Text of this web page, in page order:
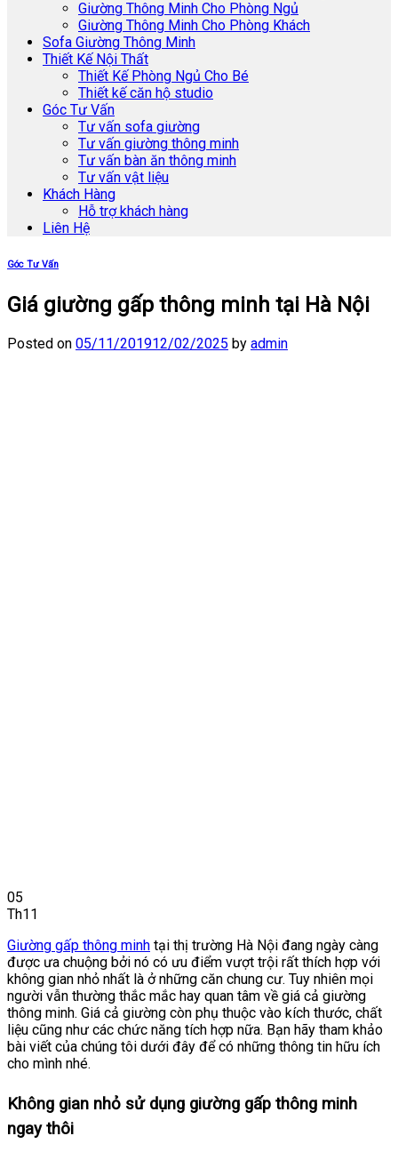
Giường Thông Minh Cho Phòng Ngủ
Giường Thông Minh Cho Phòng Khách
Sofa Giường Thông Minh
Thiết Kế Nội Thất
Thiết Kế Phòng Ngủ Cho Bé
Thiết kế căn hộ studio
Góc Tư Vấn
Tư vấn sofa giường
Tư vấn giường thông minh
Tư vấn bàn ăn thông minh
Tư vấn vật liệu
Khách Hàng
Hỗ trợ khách hàng
Liên Hệ
Góc Tư Vấn
Giá giường gấp thông minh tại Hà Nội
Posted on 05/11/201912/02/2025 by admin
05
Th11
Giường gấp thông minh tại thị trường Hà Nội đang ngày càng
được ưa chuộng bởi nó có ưu điểm vượt trội rất thích hợp với
không gian nhỏ nhất là ở những căn chung cư. Tuy nhiên mọi
người vẫn thường thắc mắc hay quan tâm về giá cả giường
thông minh. Giá cả giường còn phụ thuộc vào kích thước, chất
liệu cũng như các chức năng tích hợp nữa. Bạn hãy tham khảo
bài viết của chúng tôi dưới đây để có những thông tin hữu ích
cho mình nhé.
Không gian nhỏ sử dụng giường gấp thông minh
ngay thôi